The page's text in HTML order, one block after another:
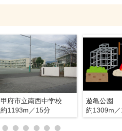
甲府市立南西中学校
約1193m／15分
遊亀公園
約1309m